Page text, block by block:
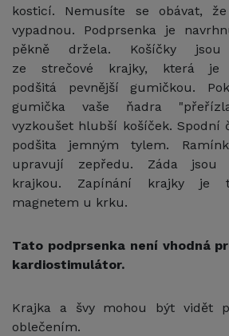
kosticí. Nemusíte se obávat,
vypadnou. Podprsenka je
pěkně držela. Košíčky
ze strečové krajky, která
podšitá pevnější gumičkou.
gumička vaše ňadra
vyzkoušet hlubší košíček. Spodní
podšita jemným tylem.
upravují zepředu. Záda jsou
krajkou. Zapínání krajky je
magnetem u krku.
Tato podprsenka není vhodná
kardiostimulátor.
Krajka a švy mohou být vidět
oblečením.